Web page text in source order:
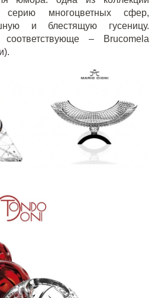
серию многоцветных сфер,
и блестящую гусеницу.
– Brucomela